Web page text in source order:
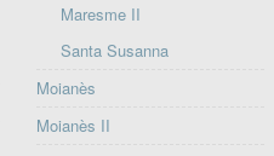
Maresme II
Santa Susanna
Moianès
Moianès II